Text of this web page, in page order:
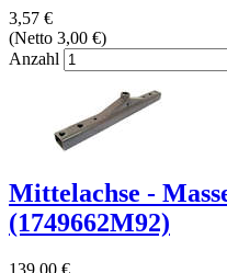
3,57 €
(Netto 3,00 €)
Anzahl
Mittelachse -
(1749662M92)
139,00 €